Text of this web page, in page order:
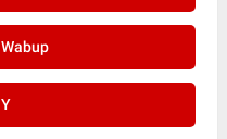
Wabup
Y